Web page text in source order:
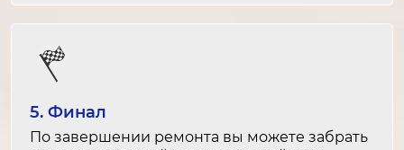
Замена ремня привода барабана
1-2 часа
от 1 500 ₽
5. Финал
По завершении ремонта вы можете забрать